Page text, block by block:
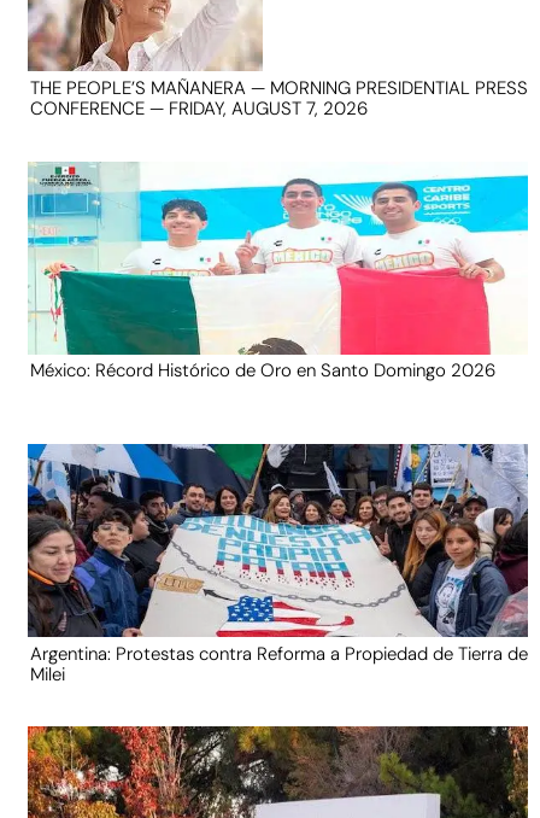
THE PEOPLE’S MAÑANERA — MORNING PRESIDENTIAL PRESS
CONFERENCE — FRIDAY, AUGUST 7, 2026
México: Récord Histórico de Oro en Santo Domingo 2026
Argentina: Protestas contra Reforma a Propiedad de Tierra de
Milei